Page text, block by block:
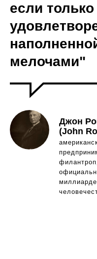
если
мелочами"
Джон
(John